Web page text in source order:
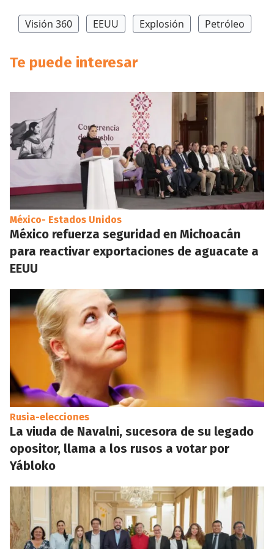
Visión 360 EEUU Explosión Petróleo
Te puede interesar
México- Estados Unidos
México refuerza seguridad en Michoacán
para reactivar exportaciones de aguacate a
EEUU
Rusia-elecciones
La viuda de Navalni, sucesora de su legado
opositor, llama a los rusos a votar por
Yábloko